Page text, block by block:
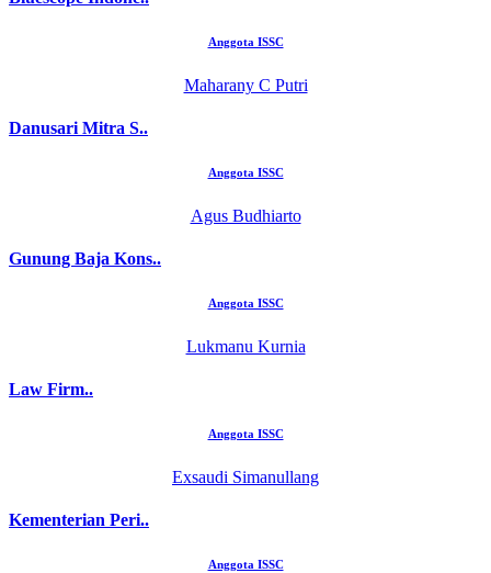
Anggota ISSC
Maharany C Putri
Danusari Mitra S..
Anggota ISSC
Agus Budhiarto
Gunung Baja Kons..
Anggota ISSC
Lukmanu Kurnia
Law Firm..
Anggota ISSC
Exsaudi Simanullang
Kementerian Peri..
Anggota ISSC